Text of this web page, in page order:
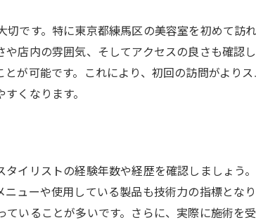
容室トップ5
です。特に東京都練馬区の美容室を初めて訪
店内の雰囲気、そしてアクセスの良さも確認
が可能です。これにより、初回の訪問がより
くなります。
イリストの経験年数や経歴を確認しましょう
ューや使用している製品も技術力の指標とな
いることが多いです。さらに、実際に施術を